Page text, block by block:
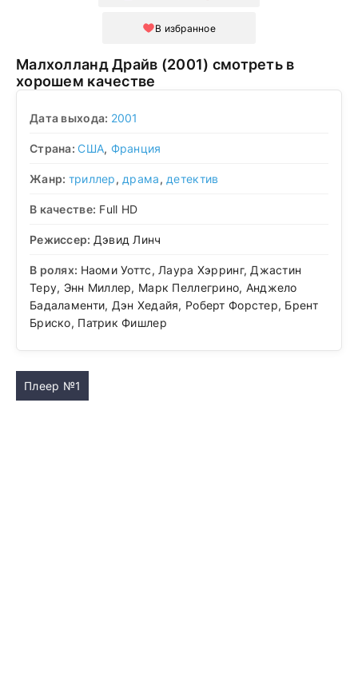
В избранное
Малхолланд Драйв (2001) смотреть в
хорошем качестве
Дата выхода: 2001
Страна:США, Франция
Жанр: триллер, драма, детектив
В качестве: Full HD
Режиссер: Дэвид Линч
В ролях: Наоми Уоттс, Лаура Хэрринг, Джастин
Теру, Энн Миллер, Марк Пеллегрино, Анджело
Бадаламенти, Дэн Хедайя, Роберт Форстер, Брент
Бриско, Патрик Фишлер
Плеер №1